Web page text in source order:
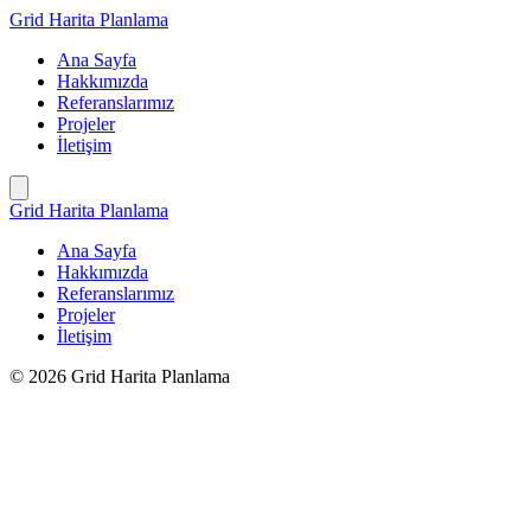
İçeriğe
Grid Harita Planlama
Ana Sayfa
Hakkımızda
Referanslarımız
Projeler
İletişim
Grid Harita Planlama
Ana Sayfa
Hakkımızda
Referanslarımız
Projeler
İletişim
© 2026 Grid Harita Planlama